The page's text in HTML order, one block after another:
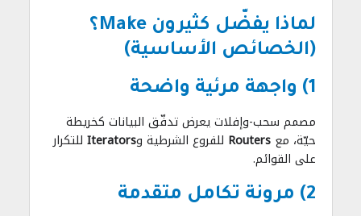
لماذا يفضّل كثيرون Make؟
(الخصائص الأساسية)
1) واجهة مرئية واضحة
مصمم سحب-وإفلات يعرض تدفّق البيانات كخريطة
حيّة، معRouters للفروع الشرطية وIterators للتكرار
على القوائم.
2) مرونة تكامل متقدمة